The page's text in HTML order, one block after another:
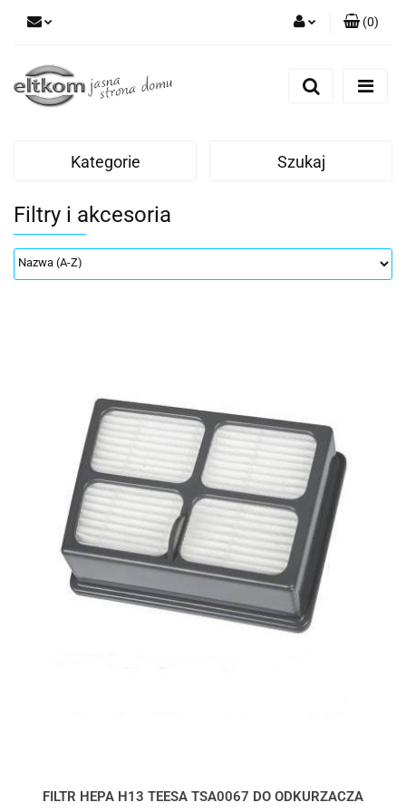
Zarejestruj się
(0)
Kategorie Szukaj
Filtry i akcesoria
FILTR HEPA H13 TEESA TSA0067 DO ODKURZACZA